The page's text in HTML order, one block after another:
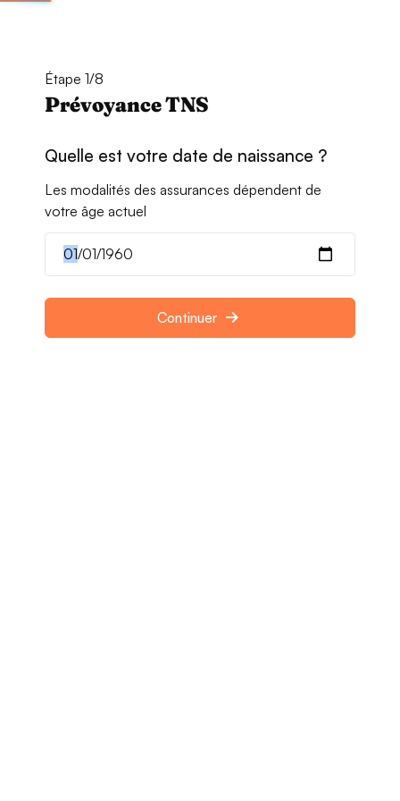
Étape 1/8
Prévoyance TNS
Quelle est votre date de naissance ?
Les modalités des assurances dépendent de
votre âge actuel
Continuer